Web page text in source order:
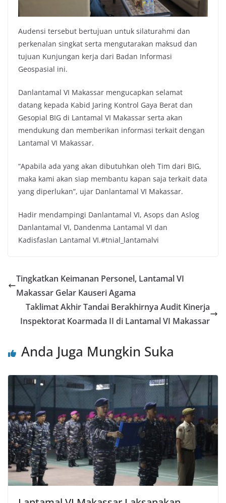
Audensi tersebut bertujuan untuk silaturahmi dan
perkenalan singkat serta mengutarakan maksud dan
tujuan Kunjungan kerja dari Badan Informasi
Geospasial ini.
Danlantamal VI Makassar mengucapkan selamat
datang kepada Kabid Jaring Kontrol Gaya Berat dan
Gesopial BIG di Lantamal VI Makassar serta akan
mendukung dan memberikan informasi terkait dengan
Lantamal VI Makassar.
“Apabila ada yang akan dibutuhkan oleh Tim dari BIG,
maka kami akan siap membantu kapan saja terkait data
yang diperlukan”, ujar Danlantamal VI Makassar.
Hadir mendampingi Danlantamal VI, Asops dan Aslog
Danlantamal VI, Dandenma Lantamal VI dan
Kadisfaslan Lantamal VI.#tnial_lantamalvi
Tingkatkan Keimanan Personel, Lantamal VI
Makassar Gelar Kauseri Agama
Taklimat Akhir Tandai Berakhirnya Audit Kinerja
Inspektorat Koarmada II di Lantamal VI Makassar
Anda Juga Mungkin Suka